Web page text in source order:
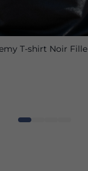
T-shirt Noir Fille